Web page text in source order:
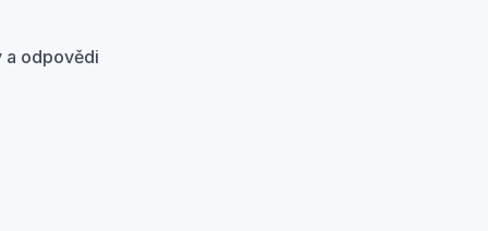
a odpovědi